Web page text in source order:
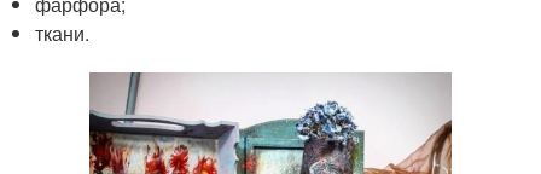
ткани.